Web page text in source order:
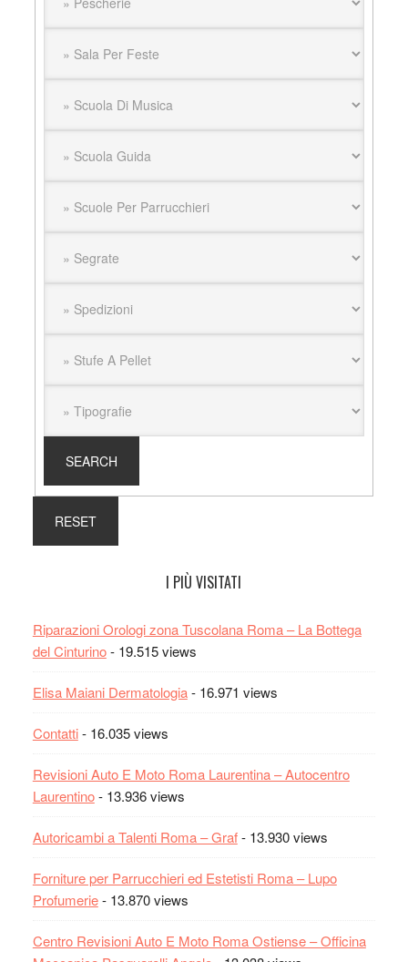
I PIÙ VISITATI
Riparazioni Orologi zona Tuscolana Roma – La Bottega
del Cinturino- 19.515 views
Elisa Maiani Dermatologia- 16.971 views
Contatti- 16.035 views
Revisioni Auto E Moto Roma Laurentina – Autocentro
Laurentino- 13.936 views
Autoricambi a Talenti Roma – Graf- 13.930 views
Forniture per Parrucchieri ed Estetisti Roma – Lupo
Profumerie- 13.870 views
Centro Revisioni Auto E Moto Roma Ostiense – Officina